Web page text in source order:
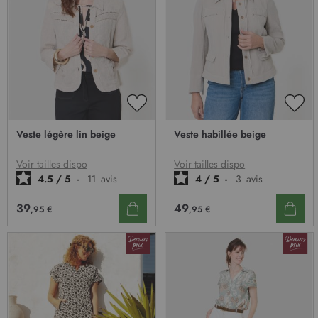
D’ENVIE
Veste légère lin beige
Voir tailles dispo
4.5 / 5 - 11 avis
39,95 €
Veste habillée beige
Voir tailles dispo
4 / 5 - 3 avis
49,95 €
: